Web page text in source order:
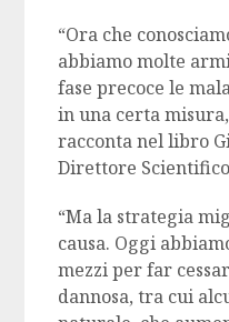
“Ora che
abbiamo molte
fase precoce le
in una certa
racconta nel libro
Direttore
“Ma la strategia
causa. Oggi
mezzi per far
dannosa, tra cui